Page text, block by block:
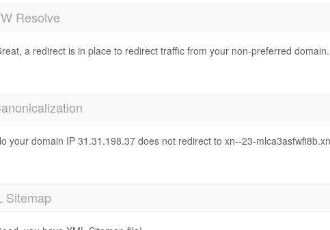
Resolve
a redirect is in place to redirect traffic from your non-preferred domain.
your domain IP 31.31.198.37 does not redirect to xn--23-
Sitemap